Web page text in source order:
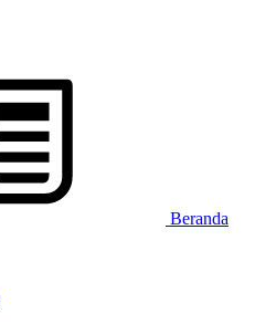
Beranda